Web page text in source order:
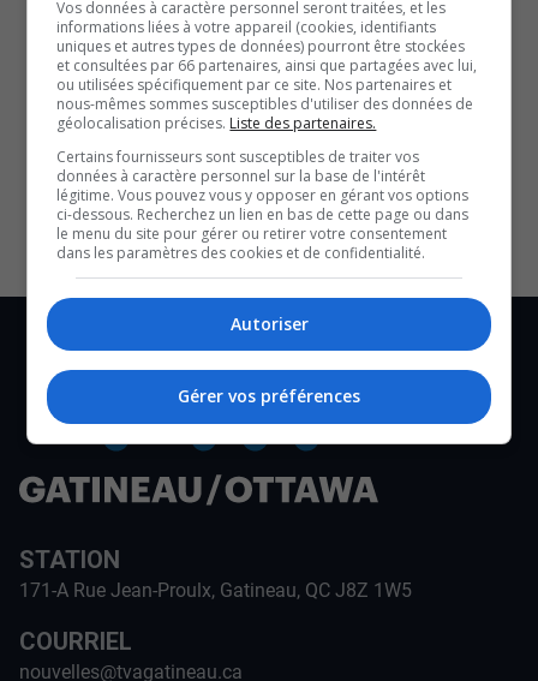
d’être là et que dire des auteurs qui peuvent finalement
renouer en personne avec leurs lecteurs. À voir sur la
vidéo ci-dessus.
SOUTENIR NOS MÉDIAS, C’EST PROTÉGER NOTRE
CULTURE ET NOTRE ÉCONOMIE
STATION
171-A Rue Jean-Proulx, Gatineau, QC J8Z 1W5
COURRIEL
nouvelles@tvagatineau.ca
Vos données à caractère personnel seront traitées, et les
informations liées à votre appareil (cookies, identifiants
uniques et autres types de données) pourront être stockées
et consultées par 66 partenaires, ainsi que partagées avec lui,
ou utilisées spécifiquement par ce site. Nos partenaires et
nous-mêmes sommes susceptibles d'utiliser des données de
géolocalisation précises. Liste des partenaires.
Certains fournisseurs sont susceptibles de traiter vos
données à caractère personnel sur la base de l'intérêt
légitime. Vous pouvez vous y opposer en gérant vos options
ci-dessous. Recherchez un lien en bas de cette page ou dans
le menu du site pour gérer ou retirer votre consentement
dans les paramètres des cookies et de confidentialité.
Autoriser
Gérer vos préférences